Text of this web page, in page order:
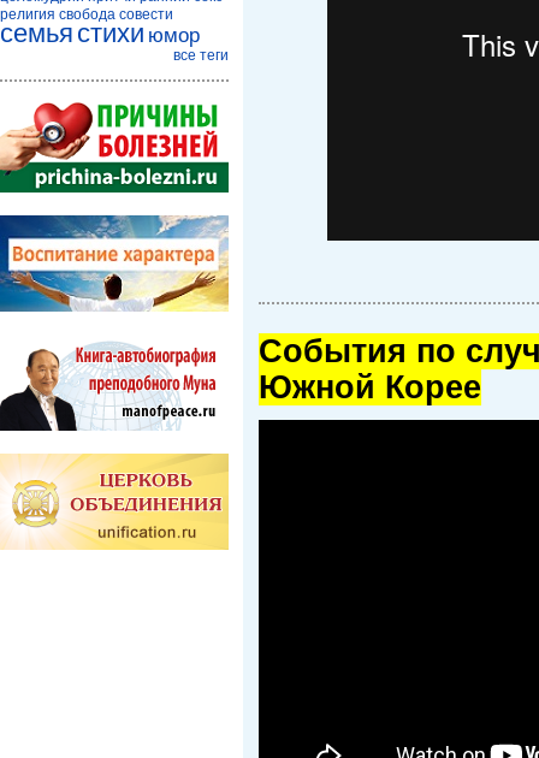
Cобытия по
Южной Корее
религия свобода совести
семья стихи юмор
все теги